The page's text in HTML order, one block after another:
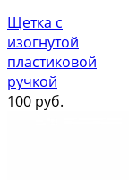
Щетка с
изогнутой
пластиковой
ручкой
100 руб.